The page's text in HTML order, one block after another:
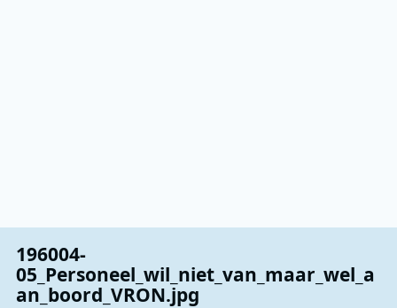
196004-
05_Personeel_wil_niet_van_maar_wel_a
an_boord_VRON.jpg